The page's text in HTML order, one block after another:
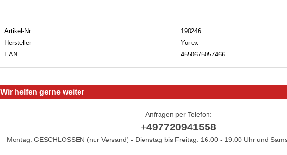
Artikel-Nr.
190246
Hersteller
Yonex
EAN
4550675057466
Wir helfen gerne weiter
Anfragen per Telefon:
+497720941558
Montag: GESCHLOSSEN (nur Versand) - Dienstag bis Freitag: 16.00 - 19.00 Uhr und